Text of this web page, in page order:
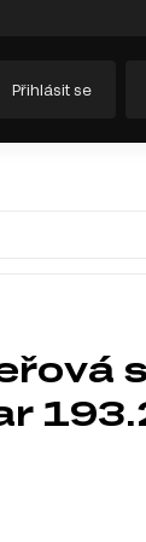
Přihlásit se
s